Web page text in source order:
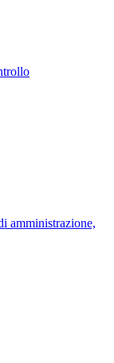
amministrazione,